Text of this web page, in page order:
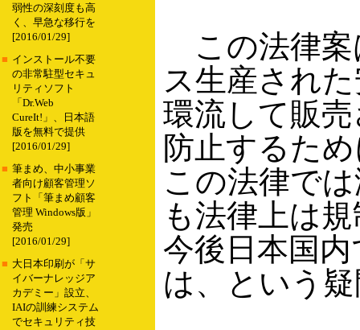
弱性の深刻度も高
く、早急な移行を
[2016/01/29]
■ インストール不要
の非常駐型セキュ
リティソフト
「Dr.Web
CureIt!」、日本語
版を無料で提供
[2016/01/29]
■ 筆まめ、中小事業
者向け顧客管理ソ
フト「筆まめ顧客
管理 Windows版」
発売
[2016/01/29]
■ 大日本印刷が「サ
イバーナレッジア
カデミー」設立、
IAIの訓練システム
でセキュリティ技
この法律案
ス生産され
環流して販
防止するた
この法律で
も法律上は
今後日本国
は、という